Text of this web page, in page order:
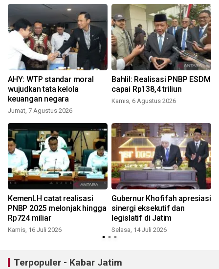
AHY: WTP standar moral
wujudkan tata kelola
keuangan negara
Jumat, 7 Agustus 2026
Bahlil: Realisasi PNBP ESDM
capai Rp138,4 triliun
Kamis, 6 Agustus 2026
KemenLH catat realisasi
PNBP 2025 melonjak hingga
Rp724 miliar
Kamis, 16 Juli 2026
Gubernur Khofifah apresiasi
sinergi eksekutif dan
legislatif di Jatim
Selasa, 14 Juli 2026
Terpopuler - Kabar Jatim